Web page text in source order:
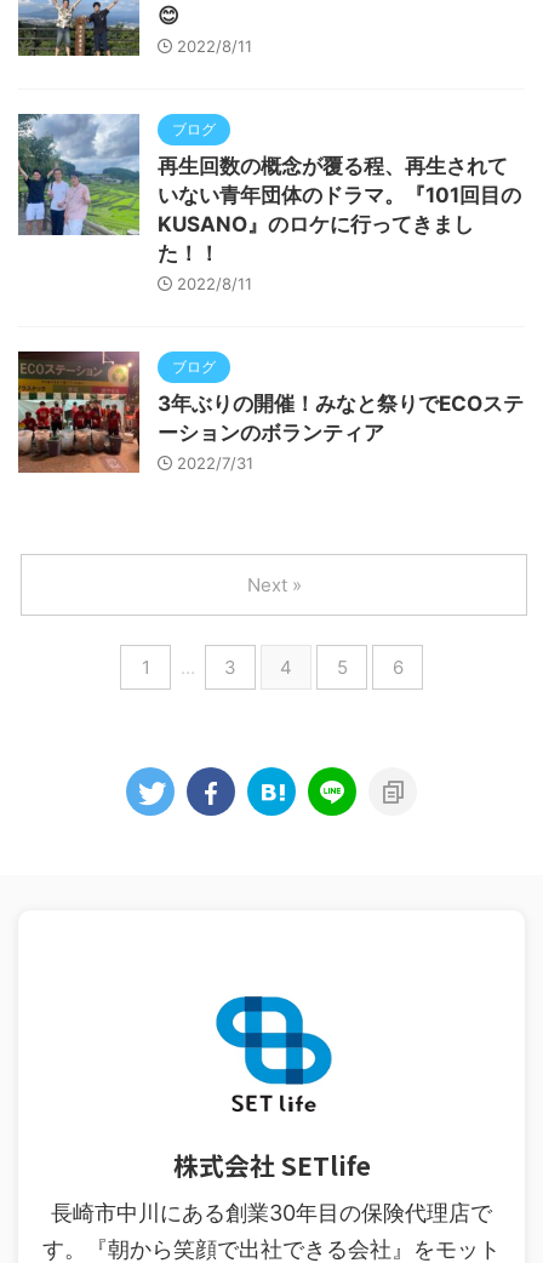
😊
2022/8/11
ブログ
再生回数の概念が覆る程、再生されて
いない青年団体のドラマ。『101回目の
KUSANO』のロケに行ってきまし
た！！
2022/8/11
ブログ
3年ぶりの開催！みなと祭りでECOステ
ーションのボランティア
2022/7/31
1 … 3 4 5 6
Next »
株式会社 SETlife
長崎市中川にある創業30年目の保険代理店で
す。『朝から笑顔で出社できる会社』をモット